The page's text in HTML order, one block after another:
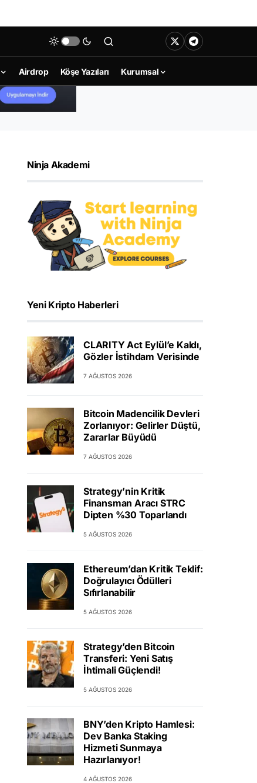
Airdrop Köşe Yazıları Kurumsal
Ninja Akademi
Yeni Kripto Haberleri
CLARITY Act Eylül’e Kaldı,
Gözler İstihdam Verisinde
7 AĞUSTOS 2026
Bitcoin Madencilik Devleri
Zorlanıyor: Gelirler Düştü,
Zararlar Büyüdü
7 AĞUSTOS 2026
Strategy’nin Kritik
Finansman Aracı STRC
Dipten %30 Toparlandı
5 AĞUSTOS 2026
Ethereum’dan Kritik Teklif:
Doğrulayıcı Ödülleri
Sıfırlanabilir
5 AĞUSTOS 2026
Strategy’den Bitcoin
Transferi: Yeni Satış
İhtimali Güçlendi!
5 AĞUSTOS 2026
BNY’den Kripto Hamlesi:
Dev Banka Staking
Hizmeti Sunmaya
Hazırlanıyor!
4 AĞUSTOS 2026